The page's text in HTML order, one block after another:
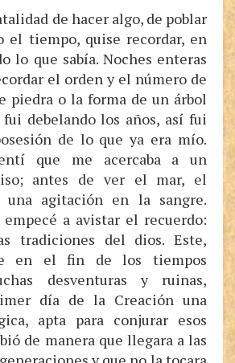
de hacer algo, de poblar
el tiempo, quise recordar, en
lo que sabía. Noches enteras
el orden y el número de
piedra o la forma de un árbol
debelando los años, así fui
de lo que ya era mío.
que me acercaba a un
antes de ver el mar, el
agitación en la sangre.
empecé a avistar el recuerdo:
tradiciones del dios. Este,
en el fin de los tiempos
desventuras y ruinas,
día de la Creación una
apta para conjurar esos
de manera que llegara a las